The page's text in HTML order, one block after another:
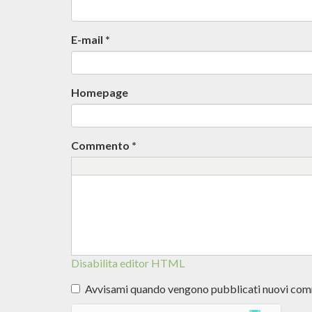
E-mail *
Homepage
Commento *
Disabilita editor HTML
Avvisami quando vengono pubblicati nuovi